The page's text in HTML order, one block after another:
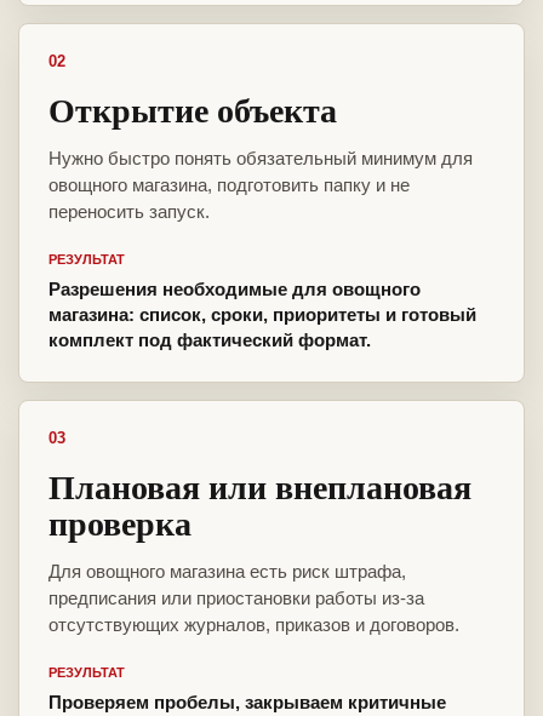
02
Открытие объекта
Нужно быстро понять обязательный минимум для
овощного магазина, подготовить папку и не
переносить запуск.
РЕЗУЛЬТАТ
Разрешения необходимые для овощного
магазина: список, сроки, приоритеты и готовый
комплект под фактический формат.
03
Плановая или внеплановая
проверка
Для овощного магазина есть риск штрафа,
предписания или приостановки работы из-за
отсутствующих журналов, приказов и договоров.
РЕЗУЛЬТАТ
Проверяем пробелы, закрываем критичные